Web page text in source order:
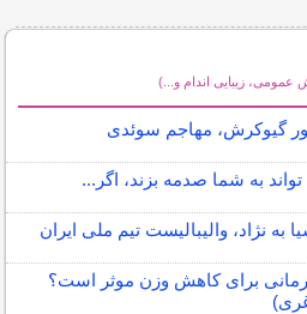
عمومی، زیبایی اندام و...)
گیوکرش، مهاجم سوئدی
به شما صدمه بزند، اگر...
به نژاد، والیبالیست تیم ملی ایران
درمانی برای کاهش وزن موثر است؟